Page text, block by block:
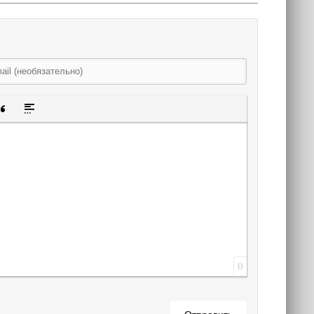
ссылку
скрытого текста
Вставка цитаты
Вставка спойлера
0